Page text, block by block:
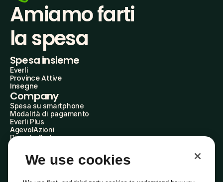
Amiamo farti
la spesa
Spesa insieme
Everli
Province Attive
Insegne
Company
Spesa su smartphone
Modalità di pagamento
Everli Plus
AgevolAzioni
Diventa Partner
Everli Shoppers
About Us
We use cookies